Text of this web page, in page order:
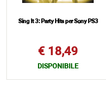
Sing It 3: Party Hits per Sony PS3
€ 18,49
DISPONIBILE